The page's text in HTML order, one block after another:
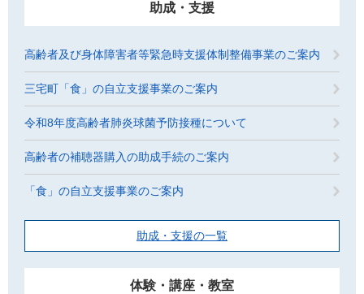
助成・支援
高齢者及び身体障害者等緊急時支援体制整備事業のご案内
三宅町「食」の自立支援事業のご案内
令和8年度高齢者肺炎球菌予防接種について
高齢者の補聴器購入の助成手続のご案内
「食」の自立支援事業のご案内
助成・支援の一覧
体験・講座・教室